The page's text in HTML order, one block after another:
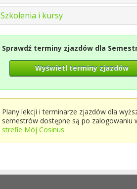
Szkolenia i kursy
Sprawdź terminy zjazdów dla
Wyświetl terminy zjazdów
Plany lekcji i terminarze zjazdów dla
semestrów dostępne są po zalogowaniu
strefie Mój Cosinus